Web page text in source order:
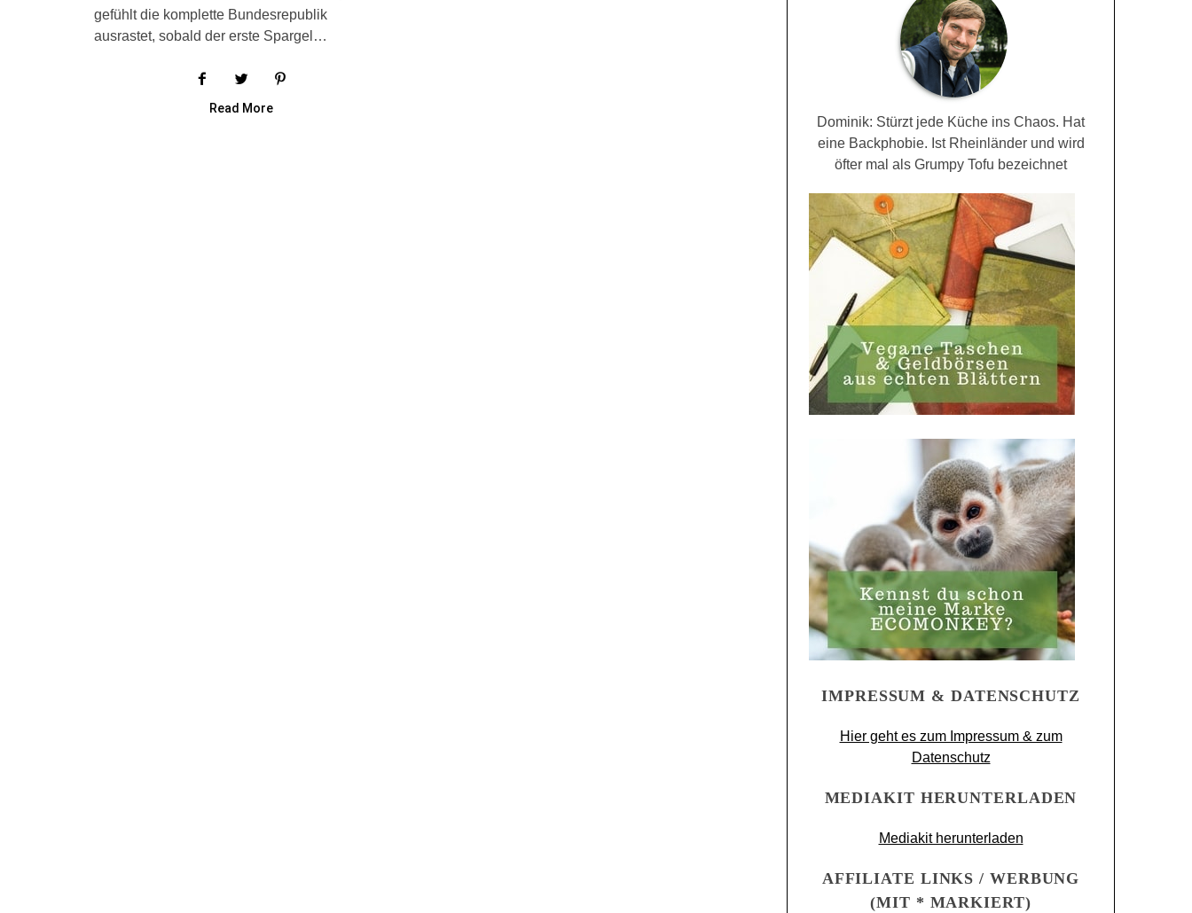
gefühlt die komplette Bundesrepublik
ausrastet, sobald der erste Spargel…
Read More
Dominik: Stürzt jede Küche ins Chaos. Hat
eine Backphobie. Ist Rheinländer und wird
öfter mal als Grumpy Tofu bezeichnet
IMPRESSUM & DATENSCHUTZ
Hier geht es zum Impressum & zum
Datenschutz
MEDIAKIT HERUNTERLADEN
Mediakit herunterladen
AFFILIATE LINKS / WERBUNG
(MIT * MARKIERT)